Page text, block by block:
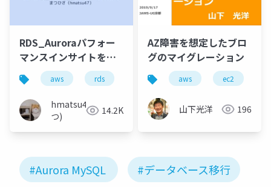
RDS_Auroraパフォー
マンスインサイトを使
ってみる（ちょっとだ
けAPI編）
aws rds aurora jaws-ug
hmatsu47(ま
つ)
14.2K
AZ障害を想定したブロ
グのマイグレーション
aws ec2
山下光洋 196
#Aurora MySQL #データベース移行